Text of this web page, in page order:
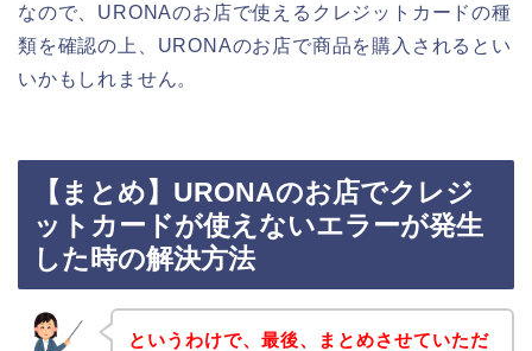
なので、URONAのお店で使えるクレジットカードの種
類を確認の上、URONAのお店で商品を購入されるとい
いかもしれません。
【まとめ】URONAのお店でクレジ
ットカードが使えないエラーが発生
した時の解決方法
というわけで、最後、まとめさせていただ